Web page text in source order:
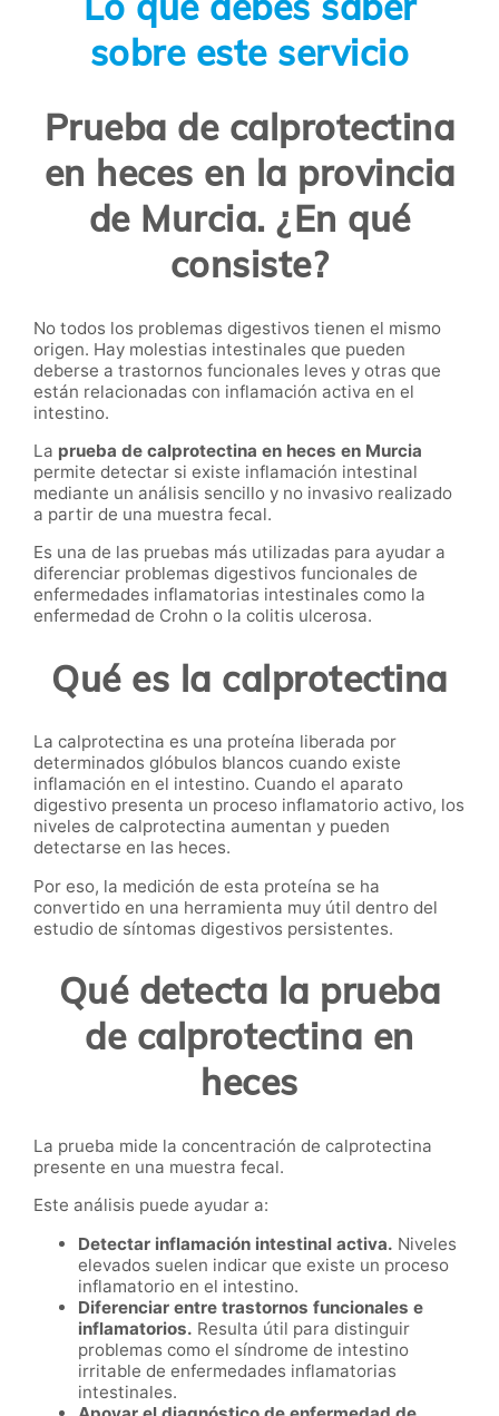
sobre este servicio
Prueba de calprotectina
en heces en la provincia
de Murcia. ¿En qué
consiste?
No todos los problemas digestivos tienen el mismo
origen. Hay molestias intestinales que pueden
deberse a trastornos funcionales leves y otras que
están relacionadas con inflamación activa en el
intestino.
La prueba de calprotectina en heces en Murcia
permite detectar si existe inflamación intestinal
mediante un análisis sencillo y no invasivo realizado
a partir de una muestra fecal.
Es una de las pruebas más utilizadas para ayudar a
diferenciar problemas digestivos funcionales de
enfermedades inflamatorias intestinales como la
enfermedad de Crohn o la colitis ulcerosa.
Qué es la calprotectina
La calprotectina es una proteína liberada por
determinados glóbulos blancos cuando existe
inflamación en el intestino. Cuando el aparato
digestivo presenta un proceso inflamatorio activo, los
niveles de calprotectina aumentan y pueden
detectarse en las heces.
Por eso, la medición de esta proteína se ha
convertido en una herramienta muy útil dentro del
estudio de síntomas digestivos persistentes.
Qué detecta la prueba
de calprotectina en
heces
La prueba mide la concentración de calprotectina
presente en una muestra fecal.
Este análisis puede ayudar a:
Detectar inflamación intestinal activa. Niveles
elevados suelen indicar que existe un proceso
inflamatorio en el intestino.
Diferenciar entre trastornos funcionales e
inflamatorios. Resulta útil para distinguir
problemas como el síndrome de intestino
irritable de enfermedades inflamatorias
intestinales.